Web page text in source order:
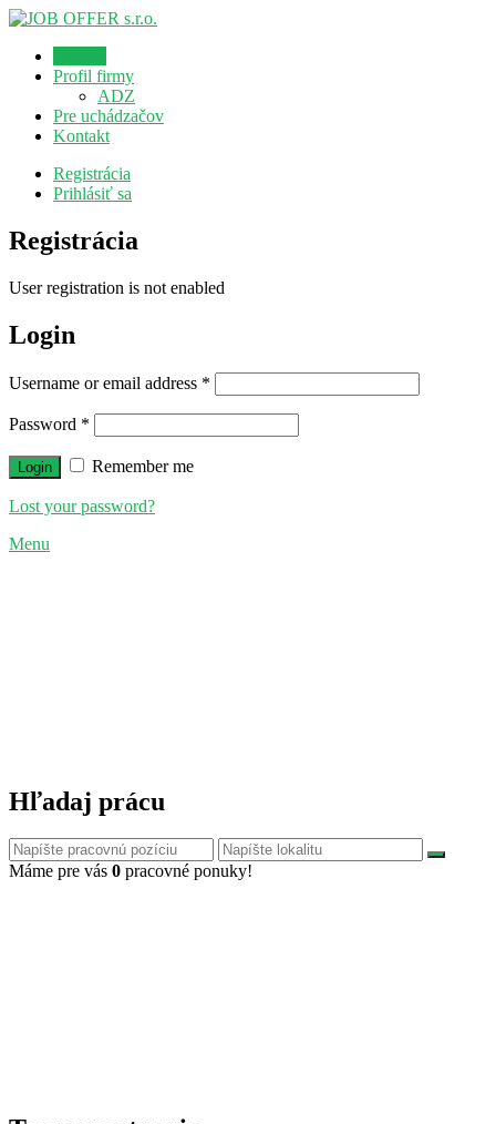
Profil firmy
ADZ
Pre uchádzačov
Kontakt
Registrácia
Prihlásiť sa
Registrácia
User registration is not enabled
Login
Username or email address *
Password *
Remember me
Lost your password?
Menu
Hľadaj prácu
Máme pre vás 0 pracovné ponuky!